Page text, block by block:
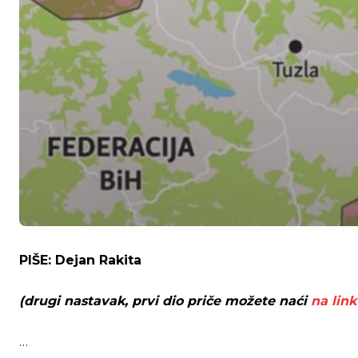
PIŠE: Dejan Rakita
(drugi nastavak, prvi dio priče možete naćina
…